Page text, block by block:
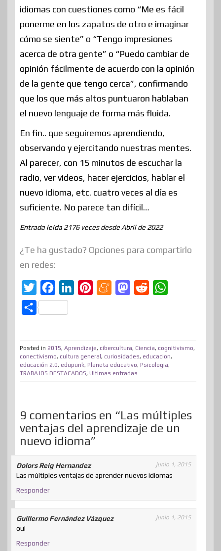
idiomas con cuestiones como “Me es fácil
ponerme en los zapatos de otro e imaginar
cómo se siente” o “Tengo impresiones
acerca de otra gente” o “Puedo cambiar de
opinión fácilmente de acuerdo con la opinión
de la gente que tengo cerca”, confirmando
que los que más altos puntuaron hablaban
el nuevo lenguaje de forma más fluida.
En fin.. que seguiremos aprendiendo,
observando y ejercitando nuestras mentes.
Al parecer, con 15 minutos de escuchar la
radio, ver videos, hacer ejercicios, hablar el
nuevo idioma, etc. cuatro veces al día es
suficiente. No parece tan difícil…
Entrada leída 2176 veces desde Abril de 2022
¿Te ha gustado? Opciones para compartirlo
en redes:
w
t
e
r
a
c
b
o
o
e
d
I
e
r
e
M
a
m
e
M
o
d
o
i
t
s
A
C
p
a
r
Posted in 2015, Aprendizaje, cibercultura, Ciencia, cognitivismo,
conectivismo, cultura general, curiosidades, educacion,
educación 2.0, edupunk, Planeta educativo, Psicologia,
TRABAJOS DESTACADOS, Ultimas entradas
9 comentarios en “Las múltiples
ventajas del aprendizaje de un
nuevo idioma”
Dolors Reig Hernandez junio 1, 2015
Las múltiples ventajas de aprender nuevos idiomas
Responder
Guillermo Fernández Vázquez junio 1, 2015
oui
Responder